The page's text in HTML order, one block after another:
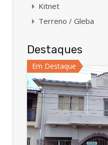
Kitnet
Terreno / Gleba
Destaques
Em Destaque